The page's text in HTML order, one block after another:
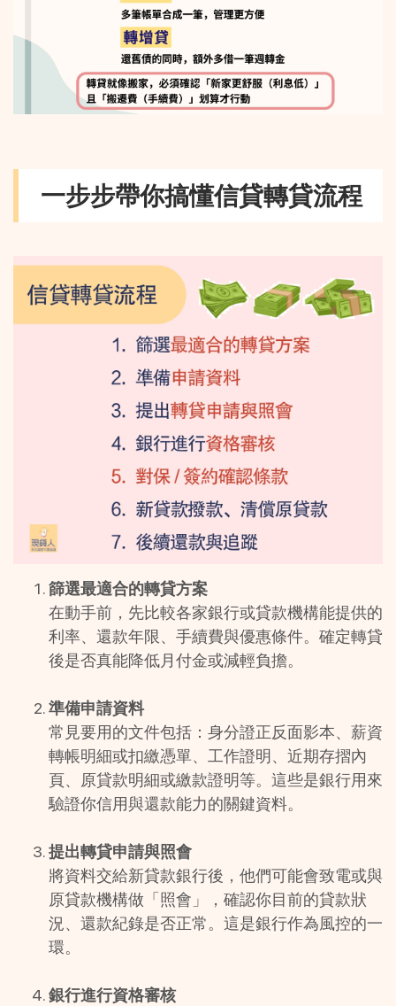
一步步帶你搞懂信貸轉貸流程
篩選最適合的轉貸方案
在動手前，先比較各家銀行或貸款機構能提供的
利率、還款年限、手續費與優惠條件。確定轉貸
後是否真能降低月付金或減輕負擔。
準備申請資料
常見要用的文件包括：身分證正反面影本、薪資
轉帳明細或扣繳憑單、工作證明、近期存摺內
頁、原貸款明細或繳款證明等。這些是銀行用來
驗證你信用與還款能力的關鍵資料。
提出轉貸申請與照會
將資料交給新貸款銀行後，他們可能會致電或與
原貸款機構做「照會」，確認你目前的貸款狀
況、還款紀錄是否正常。這是銀行作為風控的一
環。
銀行進行資格審核